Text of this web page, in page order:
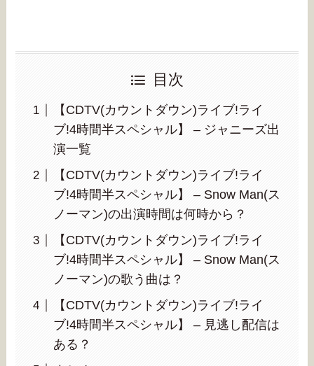
目次
【CDTV(カウントダウン)ライブ!ライ
ブ!4時間半スペシャル】 – ジャニーズ出
演一覧
【CDTV(カウントダウン)ライブ!ライ
ブ!4時間半スペシャル】 – Snow Man(ス
ノーマン)の出演時間は何時から？
【CDTV(カウントダウン)ライブ!ライ
ブ!4時間半スペシャル】 – Snow Man(ス
ノーマン)の歌う曲は？
【CDTV(カウントダウン)ライブ!ライ
ブ!4時間半スペシャル】 – 見逃し配信は
ある？